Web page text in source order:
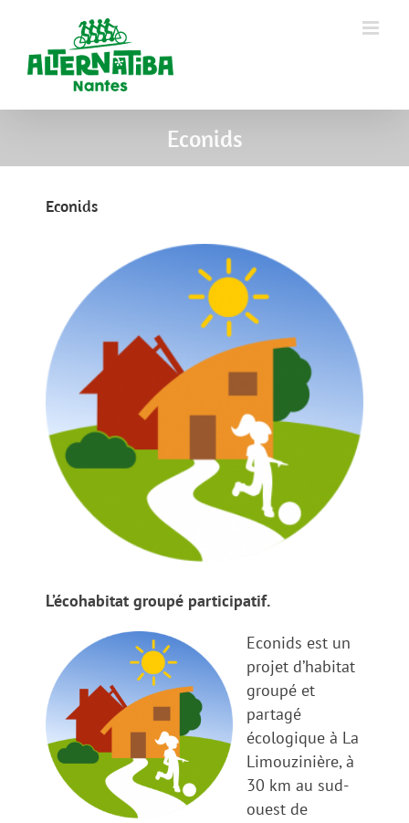
Econids
Econids
Image
L’écohabitat groupé participatif.
Econids est un
projet d’habitat
groupé et
partagé
écologique à La
Limouzinière, à
30 km au sud-
ouest de